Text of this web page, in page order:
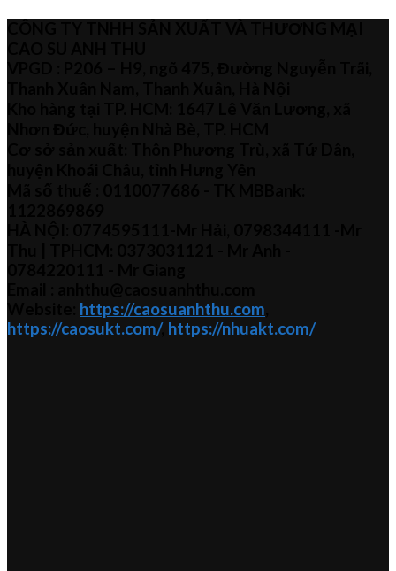
https://caosuanhthu.com
https://caosukt.com/, https://nhuakt.com/